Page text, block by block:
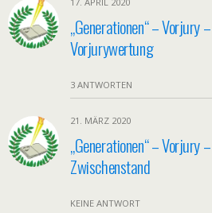
„Generationen“ – Vorjury
Vorjurywertung
3 ANTWORTEN
21. MÄRZ 2020
„Generationen“ – Vorjury
Zwischenstand
KEINE ANTWORT